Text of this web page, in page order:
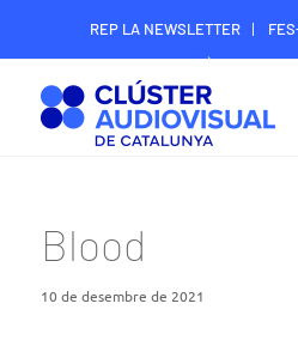
REP LA NEWSLETTER
ÀREA
Blood
10 de desembre de 2021